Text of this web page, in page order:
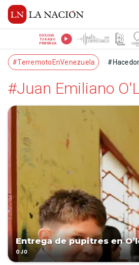
ESCUCHÁ
TU RADIO
PREFERIDA
#TerremotoEnVenezuela
#Juan Emiliano
Entrega de pupitres en
OJO